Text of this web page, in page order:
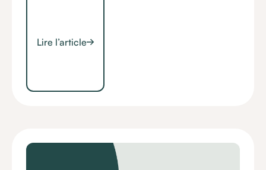
Lire l’article